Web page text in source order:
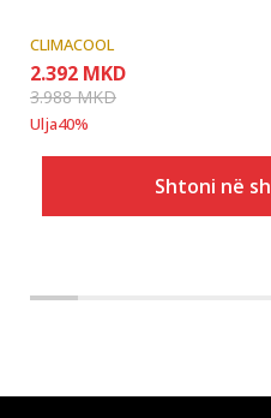
CLIMACOOL
2.392 MKD
3.988MKD
Ulja40%
Shtoni në